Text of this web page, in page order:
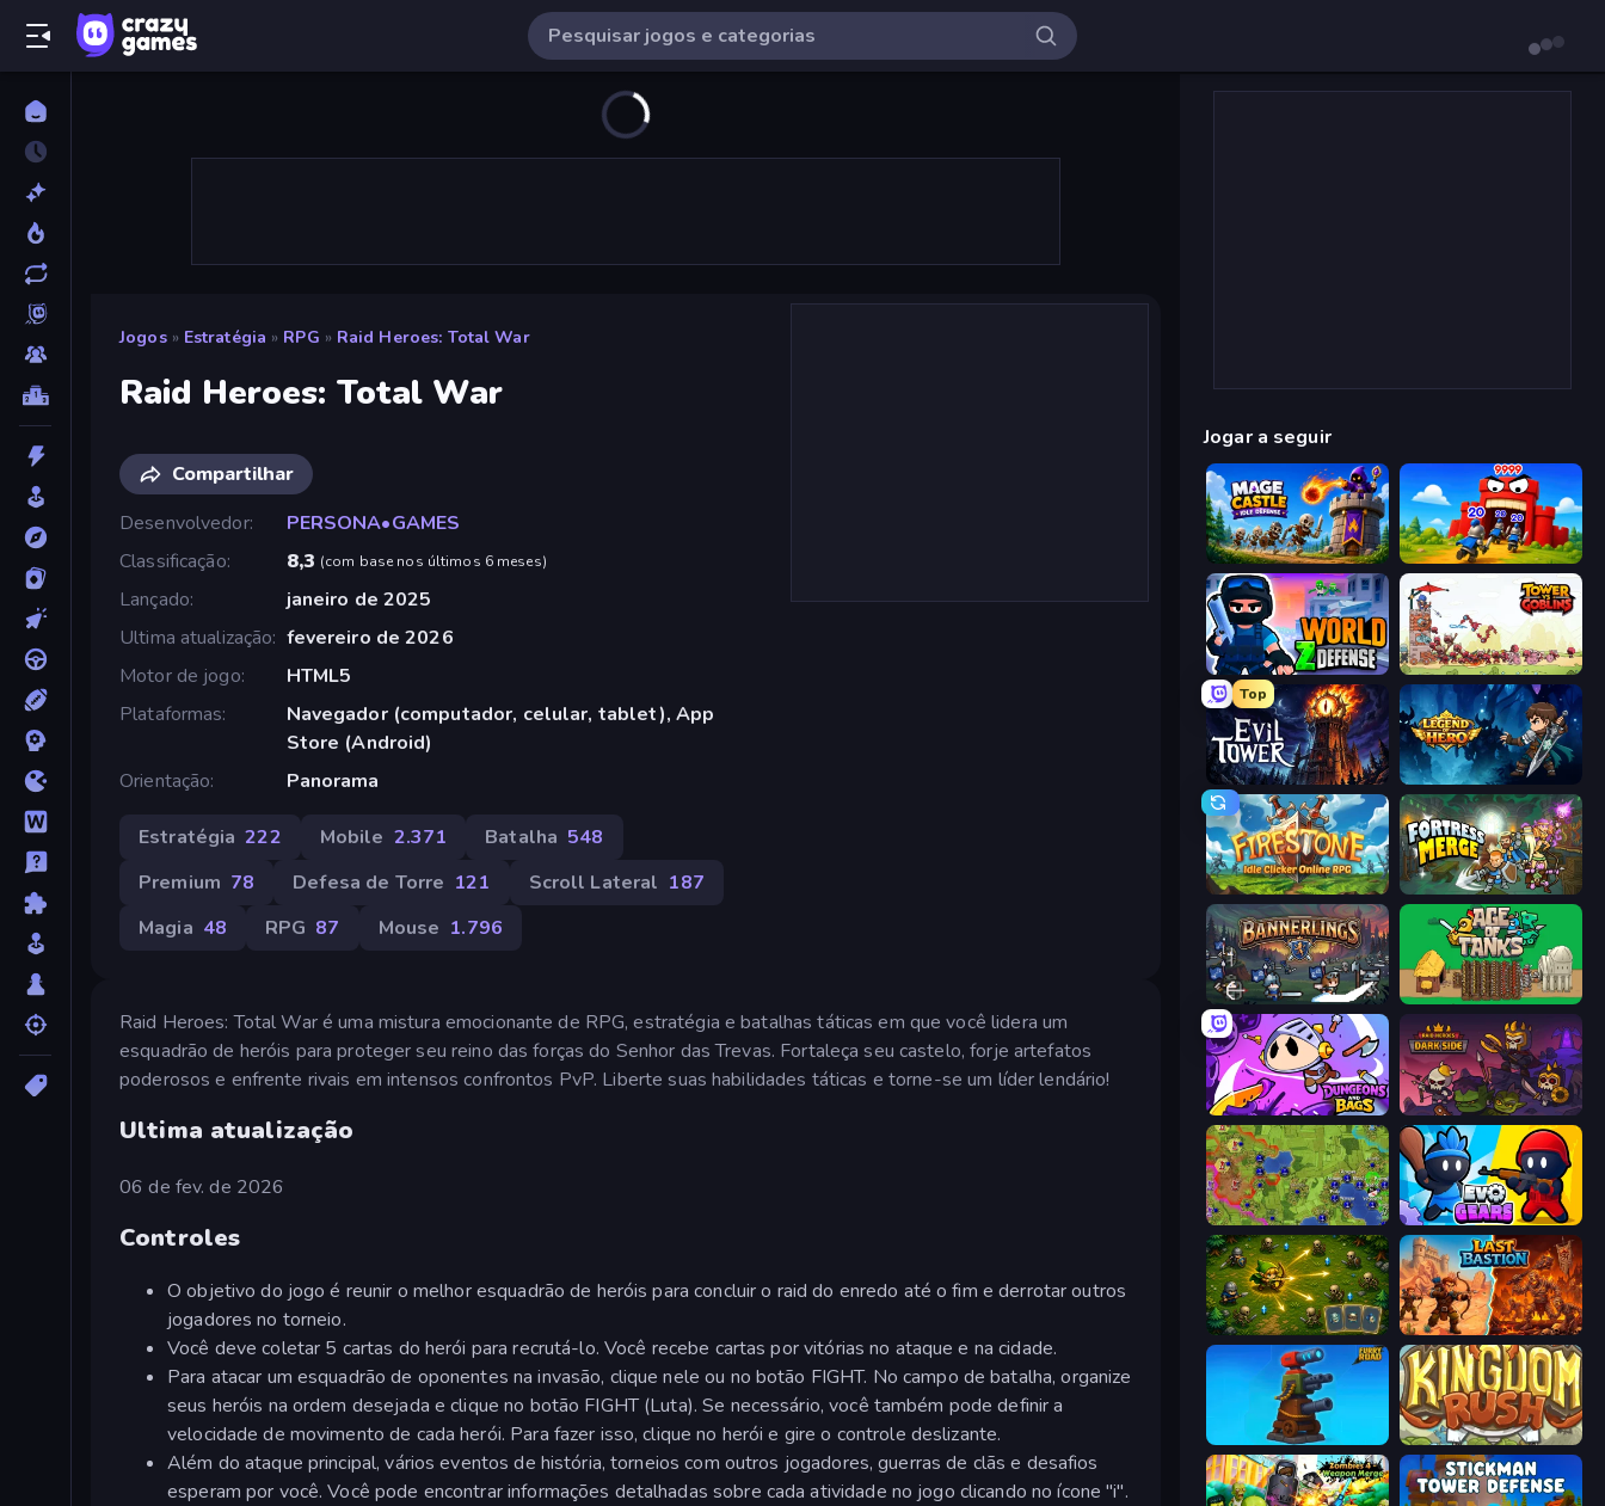
Jogos » Estratégia » RPG » Raid Heroes: Total War
Raid Heroes: Total War
Compartilhar
Desenvolvedor
PERSONA•GAMES
Classificação
8,3 (com base nos últimos 6 meses)
Lançado
janeiro de 2025
Ultima atualização fevereiro de 2026
Motor de jogo
HTML5
Plataformas
Navegador (computador, celular, tablet), App
Store (Android)
Orientação
Panorama
Estratégia 222 Mobile 2.371 Batalha 548
Premium 78 Defesa de Torre 121 Scroll Lateral 187
Magia 48 RPG 87 Mouse 1.796
Raid Heroes: Total War é uma mistura emocionante de RPG, estratégia e batalhas táticas em que você lidera um
esquadrão de heróis para proteger seu reino das forças do Senhor das Trevas. Fortaleça seu castelo, forje artefatos
poderosos e enfrente rivais em intensos confrontos PvP. Liberte suas habilidades táticas e torne-se um líder lendário!
Ultima atualização
06 de fev. de 2026
Controles
O objetivo do jogo é reunir o melhor esquadrão de heróis para concluir o raid do enredo até o fim e derrotar outros
jogadores no torneio.
Você deve coletar 5 cartas do herói para recrutá-lo. Você recebe cartas por vitórias no ataque e na cidade.
Para atacar um esquadrão de oponentes na invasão, clique nele ou no botão FIGHT. No campo de batalha, organize
seus heróis na ordem desejada e clique no botão FIGHT (Luta). Se necessário, você também pode definir a
velocidade de movimento de cada herói. Para fazer isso, clique no herói e gire o controle deslizante.
Além do ataque principal, vários eventos de história, torneios com outros jogadores, guerras de clãs e desafios
esperam por você. Você pode encontrar informações detalhadas sobre cada atividade no jogo clicando no ícone "i".
Jogar a seguir
Mage Castle Idle Defense TimeWarriors
World Z Defense - Zombie Defense Tower vs Goblins
Top
Evil Tower Legend of Hero
Firestone – Idle Clicker Online RPG Fortress Merge
Bannerlings Age of Tanks Warriors: TD War
Dungeons and Bags Raid Heroes: Dark Side
Hex Empire Evo Gears
Tiny Ranger Last Bastion
Furry Road Kingdom Rush